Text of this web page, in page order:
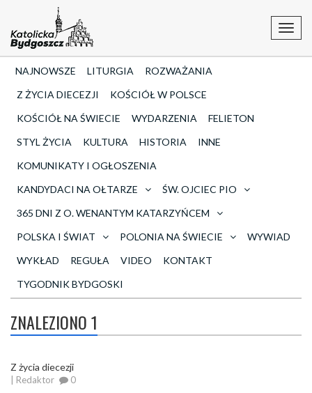
NAJNOWSZE LITURGIA
ROZWAŻANIA
Z ŻYCIA DIECEZJI
KOŚCIÓŁ W POLSCE
KOŚCIÓŁ NA ŚWIECIE
WYDARZENIA
FELIETON
STYL ŻYCIA
KULTURA HISTORIA
INNE
KOMUNIKATY I OGŁOSZENIA
KANDYDACI NA OŁTARZE
ŚW. OJCIEC PIO
365 DNI Z O. WENANTYM KATARZYŃCEM
POLSKA I ŚWIAT
POLONIA NA ŚWIECIE
WYWIAD
WYKŁAD
REGUŁA VIDEO
KONTAKT
TYGODNIK BYDGOSKI
ZNALEZIONO 1
Z życia diecezji
| Redaktor 0